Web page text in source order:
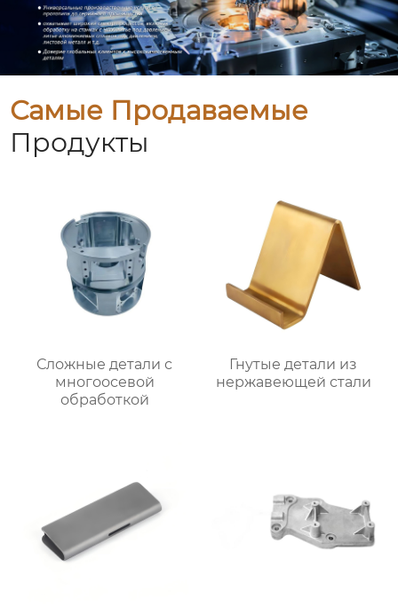
Самые Продаваемые
Продукты
Сложные детали с
многоосевой
обработкой
Гнутые детали из
нержавеющей стали